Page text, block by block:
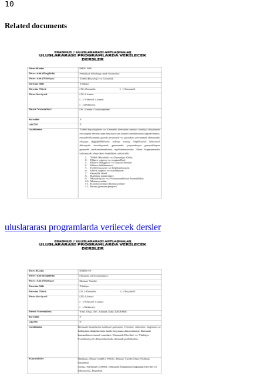
Related documents
uluslararası programlarda verilecek dersler